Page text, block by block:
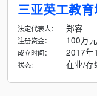
三亚英工教
法定代表人： 郑睿
注册资金： 100万元
成立时间： 2017年
状态: 在业/存